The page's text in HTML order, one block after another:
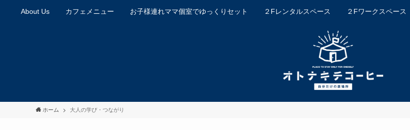
About Us カフェメニュー お子様連れママ個室でゆっくりセット ２Fレンタルスペース ２Fワークスペース
ホーム 大人の学び・つながり